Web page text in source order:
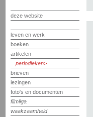
deze website
leven en werk
boeken
artikelen
periodieken
brieven
lezingen
foto's en documenten
filmliga
waakzaamheid